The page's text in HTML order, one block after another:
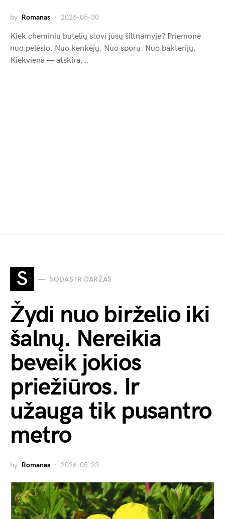
by Romanas 2026-05-30
Kiek cheminių butelių stovi jūsų šiltnamyje? Priemonė
nuo pelėsio. Nuo kenkėjų. Nuo sporų. Nuo bakterijų.
Kiekviena — atskira,…
S SODAS IR DARŽAS
Žydi nuo birželio iki
šalnų. Nereikia
beveik jokios
priežiūros. Ir
užauga tik pusantro
metro
by Romanas 2026-05-23